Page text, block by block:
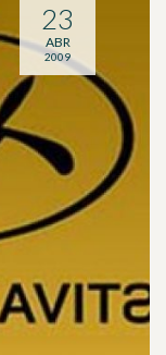
23
ABR
2009